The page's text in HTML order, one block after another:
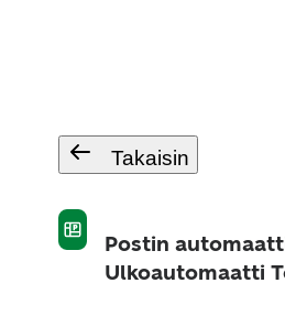
Takaisin
Postin
Ulkoautomaatti